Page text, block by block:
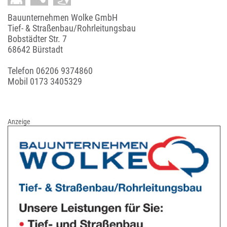
Bauunternehmen Wolke GmbH
Tief- & Straßenbau/Rohrleitungsbau
Bobstädter Str. 7
68642 Bürstadt
Telefon 06206 9374860
Mobil 0173 3405329
Anzeige